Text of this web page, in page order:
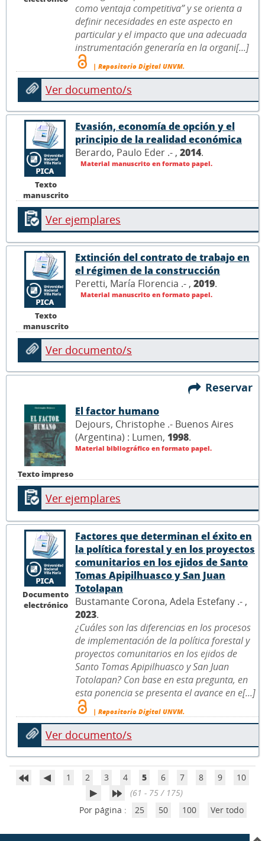
como ventaja competitiva” y se orienta a
definir necesidades en este aspecto en
particular y el impacto que una adecuada
instrumentación generaría en la organi[...]
| Repositorio Digital UNVM.
Ver documento/s
Texto
manuscrito
Evasión, economía de opción y el
principio de la realidad económica
Berardo, Paulo Eder .- , 2014.
Material manuscrito en formato papel.
Ver ejemplares
Texto
manuscrito
Extinción del contrato de trabajo en
el régimen de la construcción
Peretti, María Florencia .- , 2019.
Material manuscrito en formato papel.
Ver documento/s
Reservar
Texto impreso
El factor humano
Dejours, Christophe .- Buenos Aires
(Argentina) : Lumen, 1998.
Material bibliográfico en formato papel.
Ver ejemplares
Documento
electrónico
Factores que determinan el éxito en
la política forestal y en los proyectos
comunitarios en los ejidos de Santo
Tomas Apipilhuasco y San Juan
Totolapan
Bustamante Corona, Adela Estefany .- ,
2023.
¿Cuáles son las diferencias en los procesos
de implementación de la política forestal y
proyectos comunitarios en los ejidos de
Santo Tomas Apipilhuasco y San Juan
Totolapan? Con base en esta pregunta, en
esta ponencia se presenta el avance en e[...]
| Repositorio Digital UNVM.
Ver documento/s
1 2 3 4 5 6 7 8 9
10
(61 - 75 / 175)
Por página :
25 50 100 Ver todo